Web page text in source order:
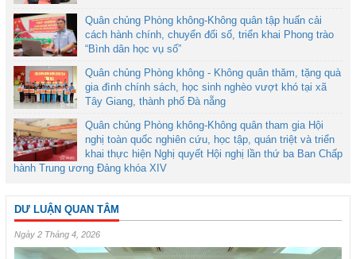
Quân chủng Phòng không-Không quân tập huấn cải
cách hành chính, chuyển đổi số, triển khai Phong trào
“Bình dân học vụ số”
Quân chủng Phòng không - Không quân thăm, tặng quà
gia đình chính sách, học sinh nghèo vượt khó tại xã
Tây Giang, thành phố Đà nẵng
Quân chủng Phòng không-Không quân tham gia Hội
nghị toàn quốc nghiên cứu, học tập, quán triệt và triển
khai thực hiện Nghị quyết Hội nghị lần thứ ba Ban Chấp
hành Trung ương Đảng khóa XIV
DƯ LUẬN QUAN TÂM
Ngày 2 Tháng 4, 2026